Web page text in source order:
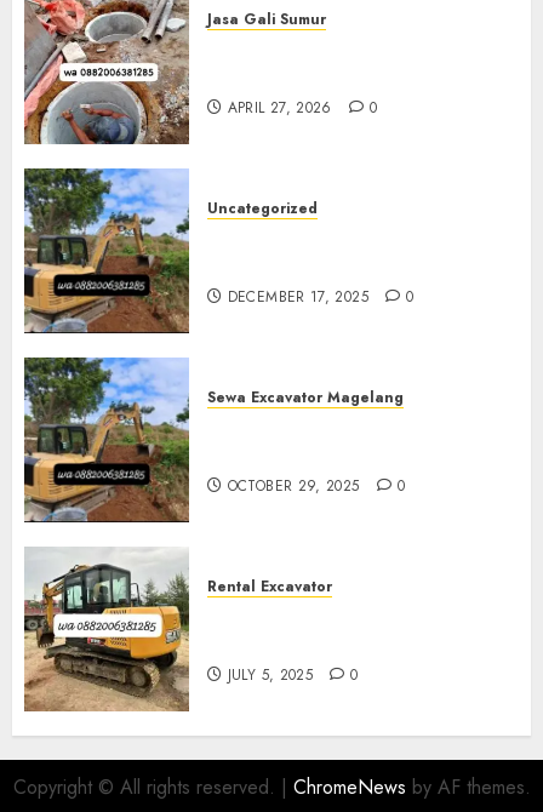
Jasa Gali Sumur
APRIL 27, 2026 0
Uncategorized
DECEMBER 17, 2025 0
Sewa Excavator Magelang
OCTOBER 29, 2025 0
Rental Excavator
JULY 5, 2025 0
Copyright © All rights reserved. | ChromeNews by AF themes.